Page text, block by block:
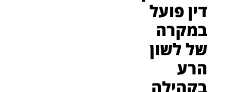
דין פועל
במקרה
של לשון
הרע
בקהילה